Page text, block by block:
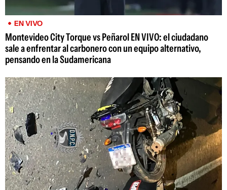
EN VIVO
Montevideo City Torque vs Peñarol EN VIVO: el ciudadano
sale a enfrentar al carbonero con un equipo alternativo,
pensando en la Sudamericana